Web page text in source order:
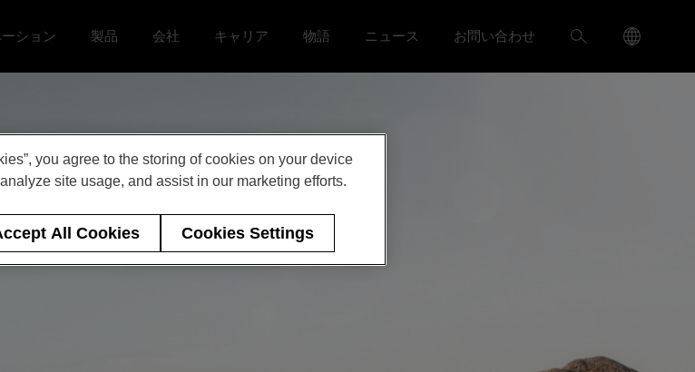
イノベーション menu
ション Toggle
製品 Toggle 会社 menu
会社 Toggle キャリア menu
キャリア Toggle
物語 Toggle ニュース menu
ニュース お問い合わせ
検
Language
Menu
you agree to the storing of cookies on your device
site usage, and assist in our marketing efforts.
All Cookies Cookies Settings